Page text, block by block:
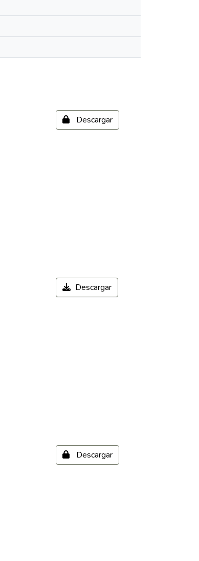
Descargar
Descargar
Descargar